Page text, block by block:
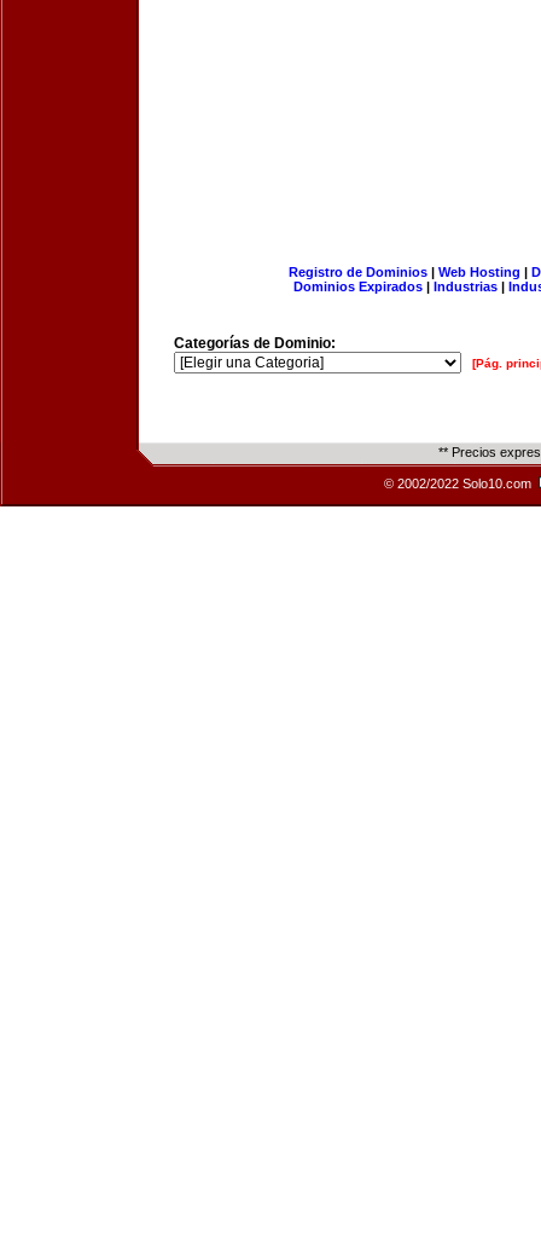
Registro de Dominios| Web Hosting |
Dominios Expirados | Industrias |
Categorías de Dominio:
[Pág.
** Precios
© 2002/2022 Solo10.com